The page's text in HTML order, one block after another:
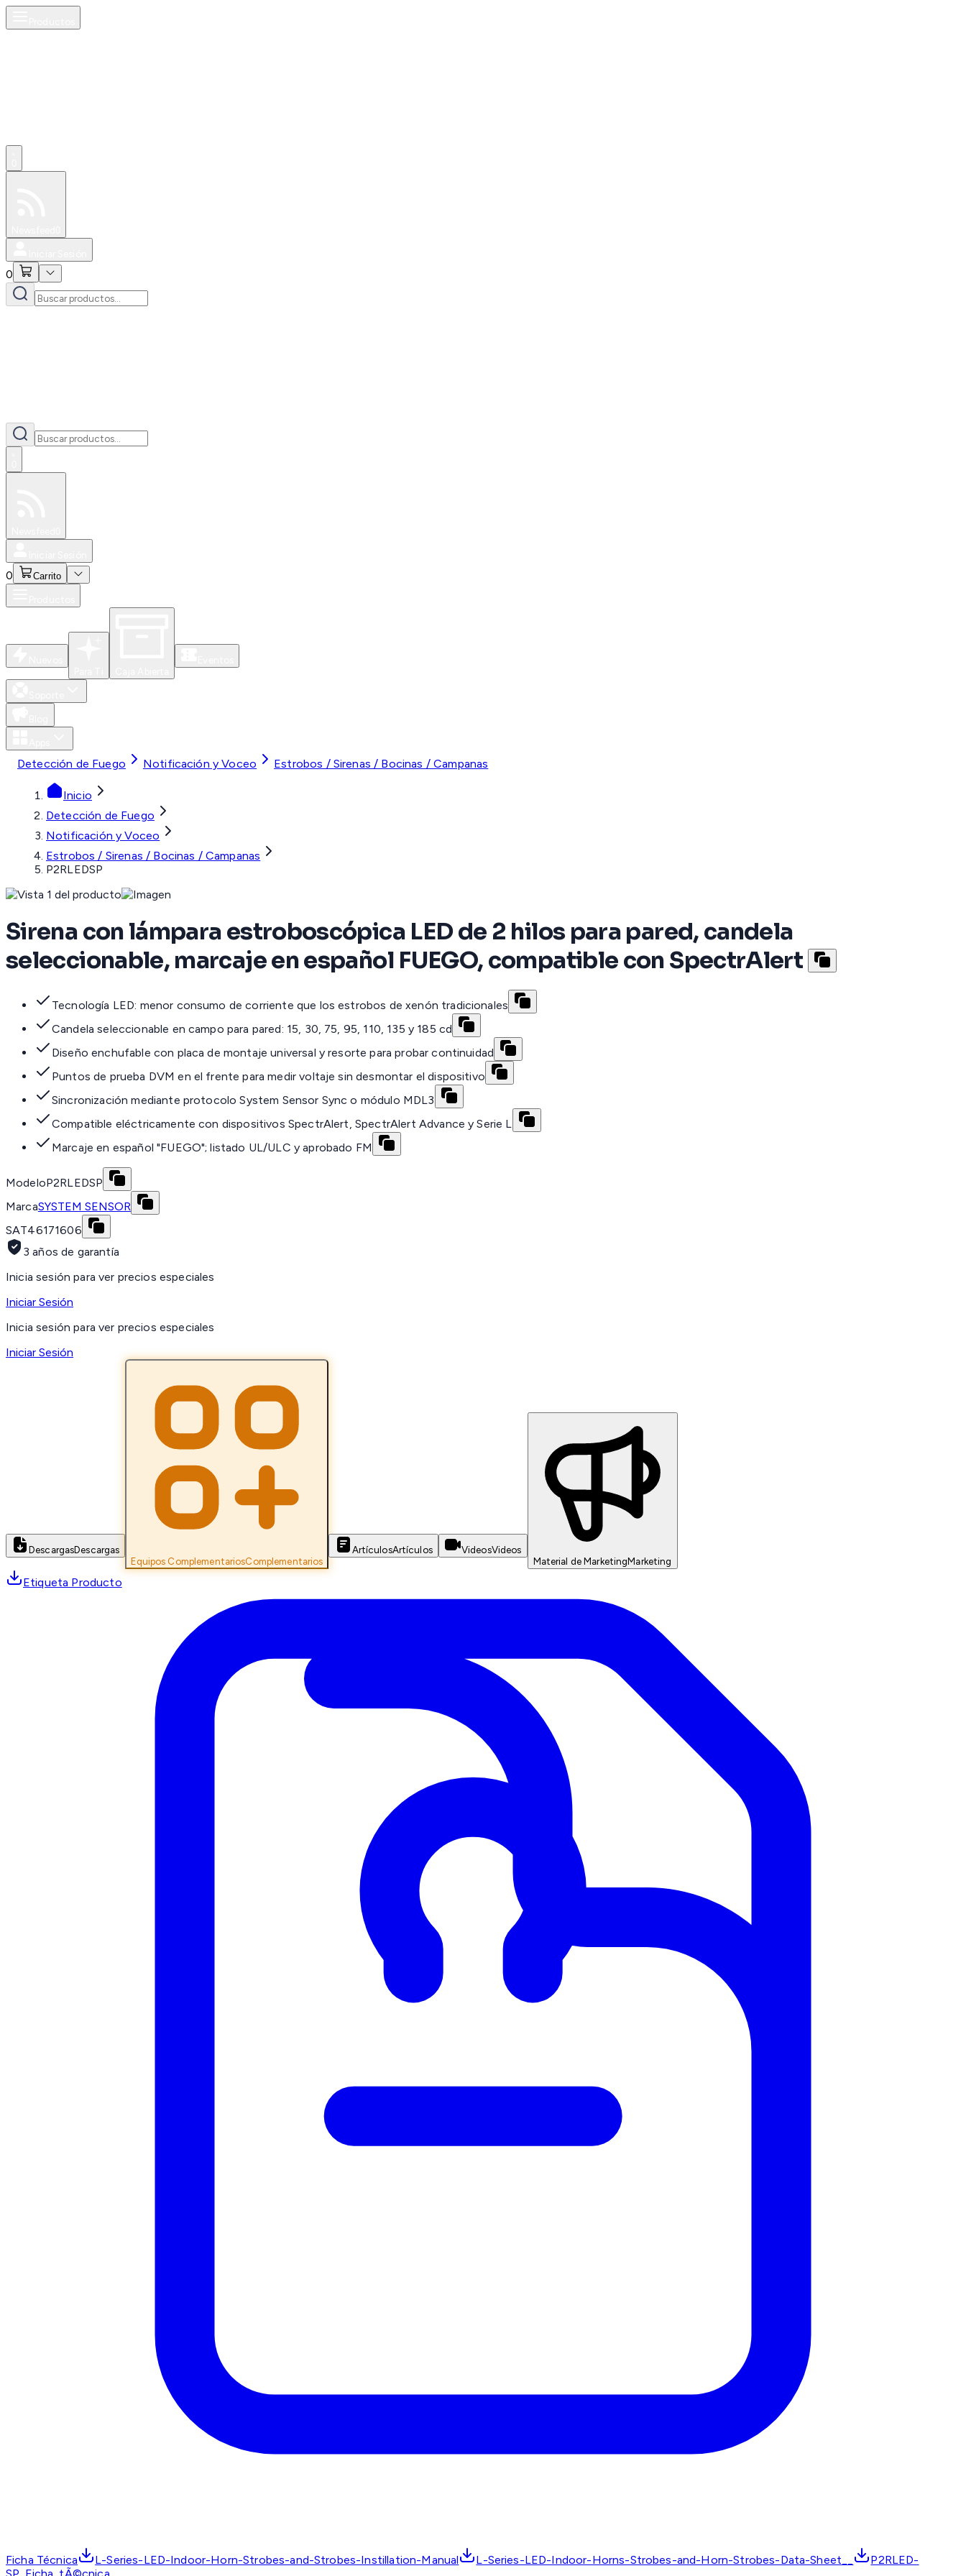
0
0 Carrito
Detección de Fuego Notificación y Voceo Estrobos / Sirenas / Bocinas / Campanas
Inicio
Detección de Fuego
Notificación y Voceo
Estrobos / Sirenas / Bocinas / Campanas
P2RLEDSP
Sirena con lámpara estroboscópica LED de 2 hilos para pared, candela
seleccionable, marcaje en español FUEGO, compatible con SpectrAlert
Tecnología LED: menor consumo de corriente que los estrobos de xenón tradicionales
Candela seleccionable en campo para pared: 15, 30, 75, 95, 110, 135 y 185 cd
Diseño enchufable con placa de montaje universal y resorte para probar continuidad
Puntos de prueba DVM en el frente para medir voltaje sin desmontar el dispositivo
Sincronización mediante protocolo System Sensor Sync o módulo MDL3
Compatible eléctricamente con dispositivos SpectrAlert, SpectrAlert Advance y Serie L
Marcaje en español "FUEGO"; listado UL/ULC y aprobado FM
ModeloP2RLEDSP
MarcaSYSTEM SENSOR
SAT46171606
3 años de garantía
Inicia sesión para ver precios especiales
Iniciar Sesión
Inicia sesión para ver precios especiales
Iniciar Sesión
DescargasDescargas
Equipos ComplementariosComplementarios
ArtículosArtículos VideosVideos
Material de MarketingMarketing
Etiqueta Producto
Ficha Técnica L-Series-LED-Indoor-Horn-Strobes-and-Strobes-Instillation-Manual L-Series-LED-Indoor-Horns-Strobes-and-Horn-Strobes-Data-Sheet__
P2RLED-